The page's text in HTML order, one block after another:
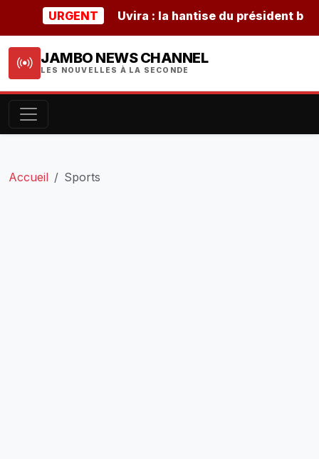
URGENT Uvira : la hantise du président
JAMBO NEWS CHANNEL
LES NOUVELLES À LA SECONDE
Accueil Sports